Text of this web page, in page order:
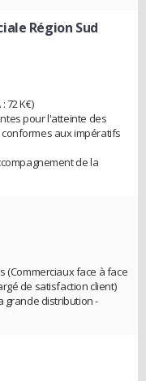
Région Sud
72 K€)
pour l'atteinte des
aux impératifs
de la
(Commerciaux face à face
de satisfaction client)
grande distribution -